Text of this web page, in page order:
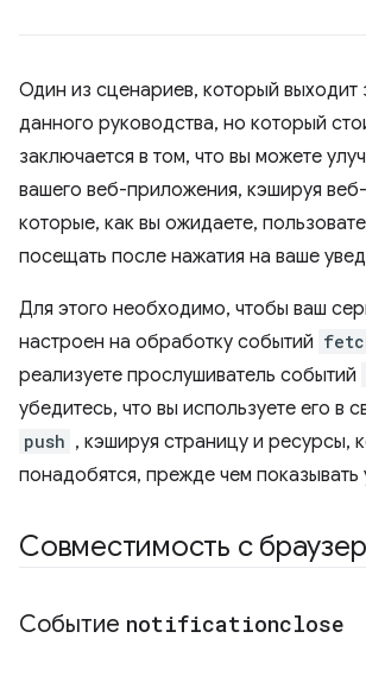
Один из сценариев, который выходит
данного руководства, но который
заключается в том, что вы можете
вашего веб-приложения, кэшируя
которые, как вы ожидаете,
посещать после нажатия на ваше
Для этого необходимо, чтобы ваш
настроен на обработку событий
реализуете прослушиватель событий
убедитесь, что вы используете его в
push , кэшируя страницу и ресурсы,
понадобятся, прежде чем показывать
Совместимость с
Событие notificationclose